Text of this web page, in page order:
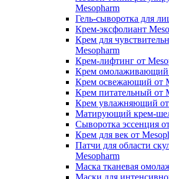
Mesopharm
Гель-сыворотка для
Крем-эксфолиант
Крем для
Mesopharm
Крем-лифтинг от
Крем омолаживающий
Крем освежающий от
Крем питательный от
Крем увлажняющий от
Матирующий крем-
Сыворотка эссенция
Крем для век от
Патчи для области
Mesopharm
Маска тканевая
Маски для